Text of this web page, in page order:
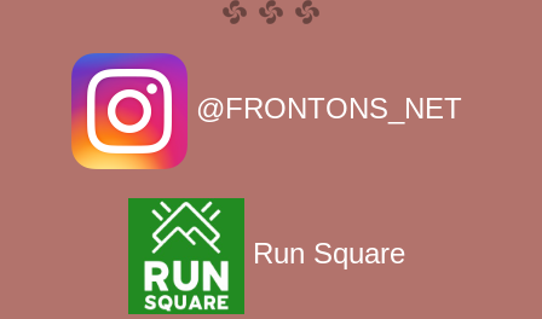
@FRONTONS_NET
Run Square